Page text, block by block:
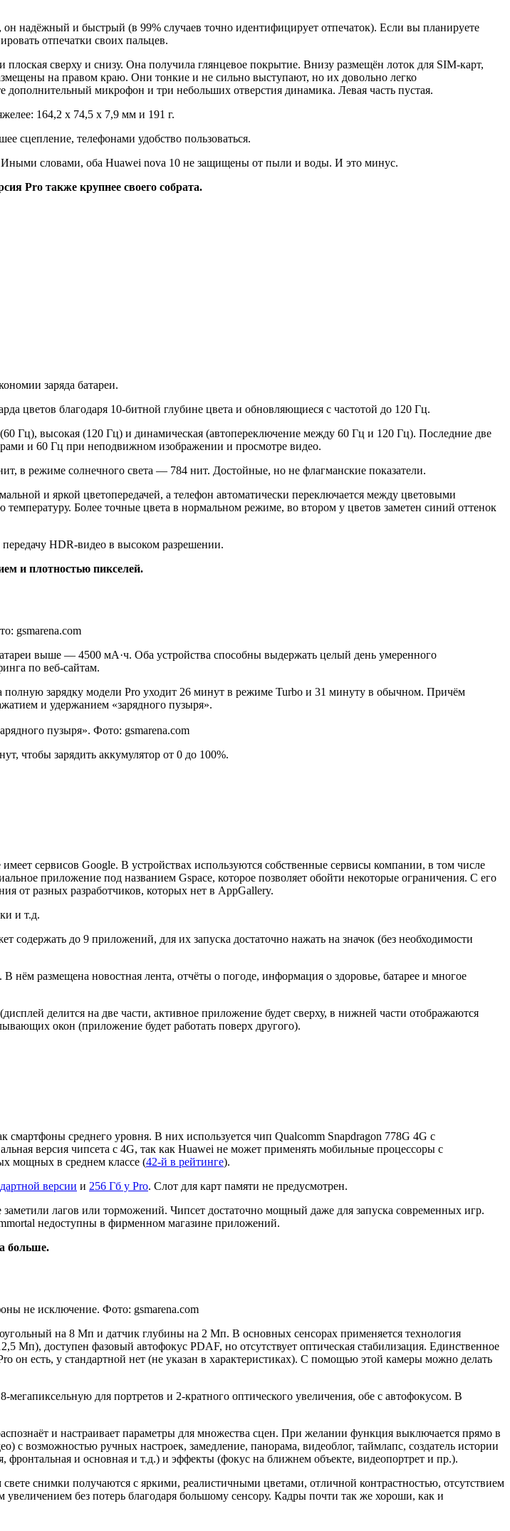
надёжный и быстрый (в 99% случаев точно идентифицирует отпечаток). Если вы планируете
отпечатки своих пальцев.
сверху и снизу. Она получила глянцевое покрытие. Внизу размещён лоток для SIM-карт,
на правом краю. Они тонкие и не сильно выступают, но их довольно легко
микрофон и три небольших отверстия динамика. Левая часть пустая.
164,2 x 74,5 x 7,9 мм и 191 г.
сцепление, телефонами удобство пользоваться.
словами, оба Huawei nova 10 не защищены от пыли и воды. И это минус.
Pro также крупнее своего собрата.
заряда батареи.
цветов благодаря 10-битной глубине цвета и обновляющиеся с частотой до 120 Гц.
Гц), высокая (120 Гц) и динамическая (автопереключение между 60 Гц и 120 Гц). Последние две
и 60 Гц при неподвижном изображении и просмотре видео.
в режиме солнечного света — 784 нит. Достойные, но не флагманские показатели.
и яркой цветопередачей, а телефон автоматически переключается между цветовыми
Более точные цвета в нормальном режиме, во втором у цветов заметен синий оттенок
HDR-видео в высоком разрешении.
и плотностью пикселей.
gsmarena.com
выше — 4500 мА·ч. Оба устройства способны выдержать целый день умеренного
по веб-сайтам.
зарядку модели Pro уходит 26 минут в режиме Turbo и 31 минуту в обычном. Причём
и удержанием «зарядного пузыря».
пузыря». Фото: gsmarena.com
чтобы зарядить аккумулятор от 0 до 100%.
сервисов Google. В устройствах используются собственные сервисы компании, в том числе
приложение под названием Gspace, которое позволяет обойти некоторые ограничения. С его
от разных разработчиков, которых нет в AppGallery.
и т.д.
до 9 приложений, для их запуска достаточно нажать на значок (без необходимости
размещена новостная лента, отчёты о погоде, информация о здоровье, батарее и многое
делится на две части, активное приложение будет сверху, в нижней части отображаются
окон (приложение будет работать поверх другого).
среднего уровня. В них используется чип Qualcomm Snapdragon 778G 4G с
версия чипсета с 4G, так как Huawei не может применять мобильные процессоры с
мощных в среднем классе (42-й в рейтинге).
версии и 256 Гб у Pro. Слот для карт памяти не предусмотрен.
лагов или торможений. Чипсет достаточно мощный даже для запуска современных игр.
недоступны в фирменном магазине приложений.
больше.
не исключение. Фото: gsmarena.com
на 8 Мп и датчик глубины на 2 Мп. В основных сенсорах применяется технология
Мп), доступен фазовый автофокус PDAF, но отсутствует оптическая стабилизация. Единственное
он есть, у стандартной нет (не указан в характеристиках). С помощью этой камеры можно делать
для портретов и 2-кратного оптического увеличения, обе с автофокусом. В
и настраивает параметры для множества сцен. При желании функция выключается прямо в
c возможностью ручных настроек, замедление, панорама, видеоблог, таймлапс, создатель истории
и основная и т.д.) и эффекты (фокус на ближнем объекте, видеопортрет и пр.).
снимки получаются с яркими, реалистичными цветами, отличной контрастностью, отсутствием
без потерь благодаря большому сенсору. Кадры почти так же хороши, как и